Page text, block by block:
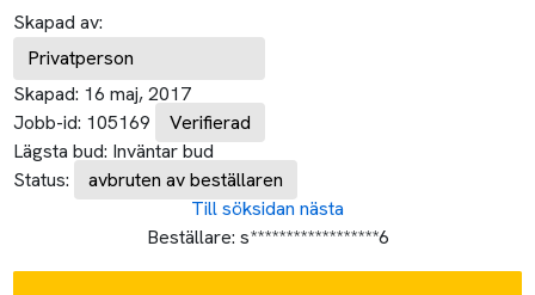
Skapad av:
Privatperson
Skapad: 16 maj, 2017
Jobb-id: 105169
Verifierad
Lägsta bud: Inväntar bud
Status:
avbruten av beställaren
Till söksidan nästa
Beställare: s******************6